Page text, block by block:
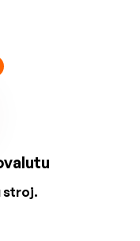
stroj.